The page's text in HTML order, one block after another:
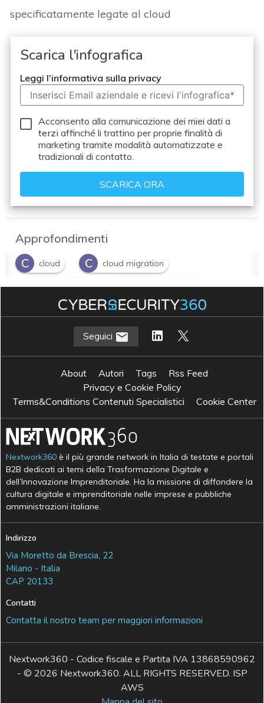
specificatamente legate al cloud
Scarica l'infografica
Leggi l'informativa sulla privacy
Acconsento alla comunicazione dei miei dati a
terzi affinché li trattino per proprie finalità di
marketing tramite modalità automatizzate e
tradizionali di contatto.
Approfondimenti
C
cloud C cloud migration
C cloud storage T Top Management
Seguici
About Autori Tags
Rss Feed
Privacy e Cookie Policy
Terms&Conditions Contenuti Specialistici
Cookie Center
Nextwork360 è il più grande network in Italia di testate e portali
B2B dedicati ai temi della Trasformazione Digitale e
dell’Innovazione Imprenditoriale. Ha la missione di diffondere la
cultura digitale e imprenditoriale nelle imprese e pubbliche
amministrazioni italiane.
Indirizzo
Via Moretto da Brescia, 22
Milano - Italia
CAP 20133
Contatti
Contatta il nostro team per maggiori informazioni
Nextwork360 - Codice fiscale e Partita IVA 13868590962
- © 2026 Nextwork360. ALL RIGHTS RESERVED. ISP
AWS